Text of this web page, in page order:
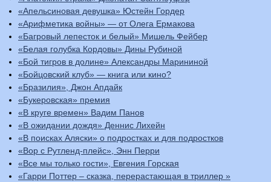
«Апельсиновая девушка» Юстейн Гордер
«Арифметика войны» — от Олега Ермакова
«Багровый лепесток и белый» Мишель Фейбер
«Белая голубка Кордовы» Дины Рубиной
«Бой тигров в долине» Александры Марининой
«Бойцовский клуб» — книга или кино?
«Бразилия», Джон Апдайк
«Букеровская» премия
«В круге времен» Вадим Панов
«В ожидании дождя» Деннис Лихейн
«В поисках Аляски» о подростках и для подростков
«Вор с Рутленд-плейс», Энн Перри
«Все мы только гости», Евгения Горская
«Гарри Поттер – сказка, перерастающая в триллер »